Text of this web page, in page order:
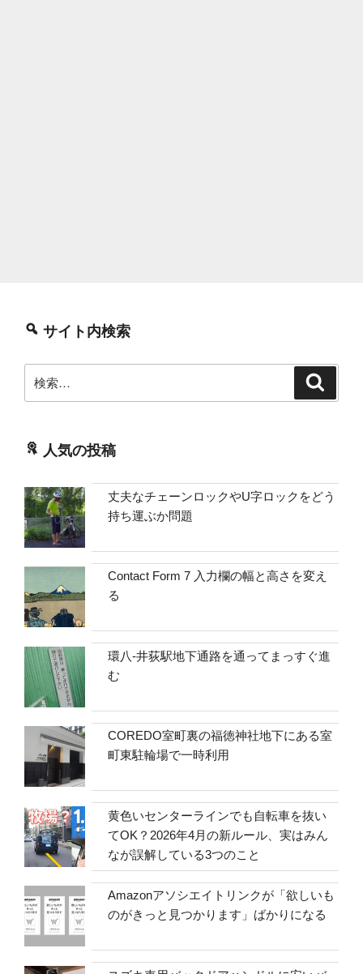
サイト内検索
索:
人気の投稿
丈夫なチェーンロックやU字ロックをどう
持ち運ぶか問題
Contact Form 7 入力欄の幅と高さを変え
る
環八-井荻駅地下通路を通ってまっすぐ進
む
COREDO室町裏の福徳神社地下にある室
町東駐輪場で一時利用
黄色いセンターラインでも自転車を抜い
てOK？2026年4月の新ルール、実はみん
なが誤解している3つのこと
Amazonアソシエイトリンクが「欲しいも
のがきっと見つかります」ばかりになる